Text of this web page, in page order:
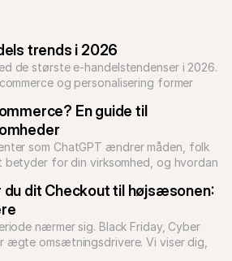
trends i 2026
de største e-handels­tendenser i 2026.
og personalisering former
En guide til
som ChatGPT ændrer måden, folk
betyder for din virksomhed, og hvordan
dit Checkout til højsæsonen:
nærmer sig. Black Friday, Cyber
ægte omsætningsdrivere. Vi viser dig,